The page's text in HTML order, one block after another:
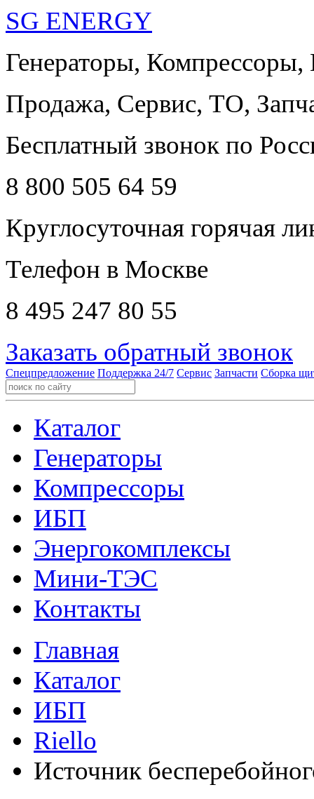
SG ENERGY
Генераторы,
Продажа, Сервис, ТО,
Бесплатный звонок по
8 800 505 64 59
Круглосуточная горячая
Телефон в Москве
8 495 247 80 55
Заказать обратный звонок
Спецпредложение Поддержка 24/7 Сервис Запчасти Сборка
Каталог
Генераторы
Компрессоры
ИБП
Энергокомплексы
Мини-ТЭС
Контакты
Главная
Каталог
ИБП
Riello
Источник